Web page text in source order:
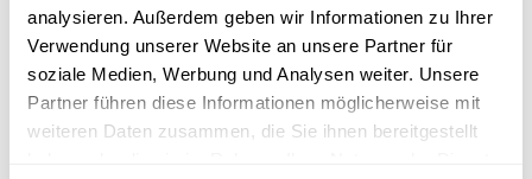
analysieren. Außerdem geben wir Informationen zu Ihrer
Verwendung unserer Website an unsere Partner für
soziale Medien, Werbung und Analysen weiter. Unsere
Partner führen diese Informationen möglicherweise mit
weiteren Daten zusammen, die Sie ihnen bereitgestellt